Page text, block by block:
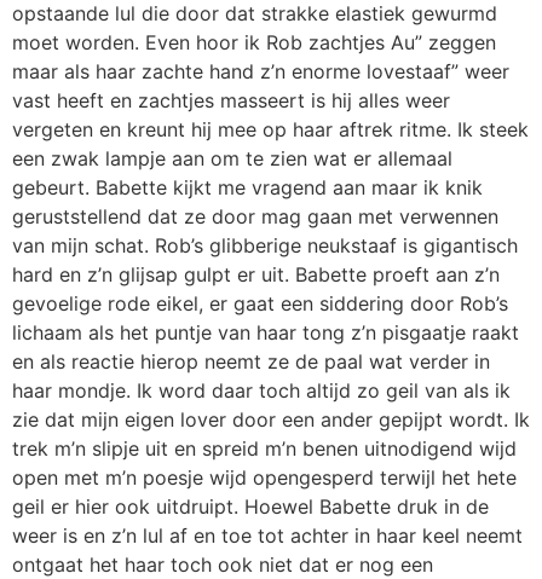
opstaande lul die door dat strakke elastiek gewurmd
moet worden. Even hoor ik Rob zachtjes Au” zeggen
maar als haar zachte hand z’n enorme lovestaaf” weer
vast heeft en zachtjes masseert is hij alles weer
vergeten en kreunt hij mee op haar aftrek ritme. Ik steek
een zwak lampje aan om te zien wat er allemaal
gebeurt. Babette kijkt me vragend aan maar ik knik
geruststellend dat ze door mag gaan met verwennen
van mijn schat. Rob’s glibberige neukstaaf is gigantisch
hard en z’n glijsap gulpt er uit. Babette proeft aan z’n
gevoelige rode eikel, er gaat een siddering door Rob’s
lichaam als het puntje van haar tong z’n pisgaatje raakt
en als reactie hierop neemt ze de paal wat verder in
haar mondje. Ik word daar toch altijd zo geil van als ik
zie dat mijn eigen lover door een ander gepijpt wordt. Ik
trek m’n slipje uit en spreid m’n benen uitnodigend wijd
open met m’n poesje wijd opengesperd terwijl het hete
geil er hier ook uitdruipt. Hoewel Babette druk in de
weer is en z’n lul af en toe tot achter in haar keel neemt
ontgaat het haar toch ook niet dat er nog een